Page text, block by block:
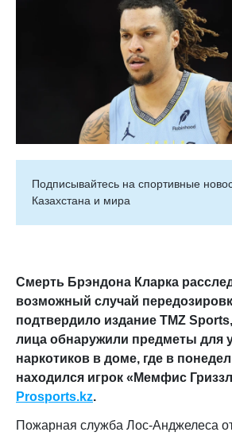
Подписывайтесь на cпортивные
Казахстана и мира
Смерть Брэндона Кларка
возможный случай
подтвердило издание TMZ
лица обнаружили предметы для
наркотиков в доме, где в
находился игрок «Мемфис
Prosports.kz.
Пожарная служба Лос-Анджелеса